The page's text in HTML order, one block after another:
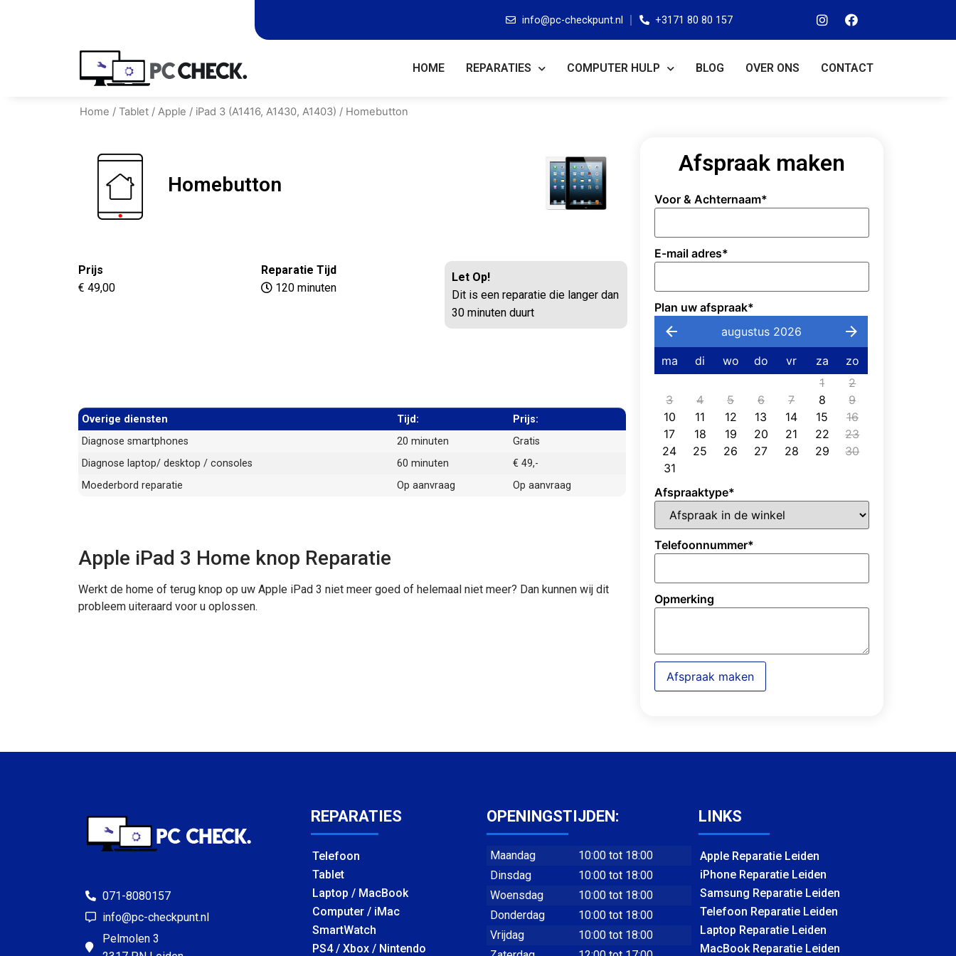
info@pc-checkpunt.nl +3171 80 80 157
HOME REPARATIES COMPUTER HULP BLOG OVER ONS CONTACT
Home / Tablet / Apple / iPad 3 (A1416, A1430, A1403) / Homebutton
Homebutton
Prijs
€ 49,00
Reparatie Tijd
120 minuten
Let Op!
Dit is een reparatie die langer dan
30 minuten duurt
Overige diensten Tijd:
Prijs:
Diagnose smartphones
20 minuten
Gratis
Diagnose laptop/ desktop / consoles
60 minuten
€ 49,-
Moederbord reparatie
Op aanvraag Op aanvraag
Apple iPad 3 Home knop Reparatie
Werkt de home of terug knop op uw Apple iPad 3 niet meer goed of helemaal niet meer? Dan kunnen wij dit
probleem uiteraard voor u oplossen.
Afspraak maken
Voor & Achternaam*
E-mail adres*
Plan uw afspraak*
augustus 2026
ma di wo do vr za
zo
1
2
3
4 5 6 7 8
9
10
11 12 13 14 15
16
17
18 19 20 21 22
23
24
25 26 27 28 29
30
31
Afspraaktype*
Telefoonnummer*
Opmerking
Afspraak maken
071-8080157
info@pc-checkpunt.nl
Pelmolen 3
REPARATIES
Telefoon
Tablet
Laptop / MacBook
Computer / iMac
SmartWatch
PS4 / Xbox / Nintendo
OPENINGSTIJDEN:
Maandag
10:00 tot 18:00
Dinsdag
10:00 tot 18:00
Woensdag
10:00 tot 18:00
Donderdag
10:00 tot 18:00
Vrijdag
10:00 tot 18:00
LINKS
Apple Reparatie Leiden
iPhone Reparatie Leiden
Samsung Reparatie Leiden
Telefoon Reparatie Leiden
Laptop Reparatie Leiden
MacBook Reparatie Leiden